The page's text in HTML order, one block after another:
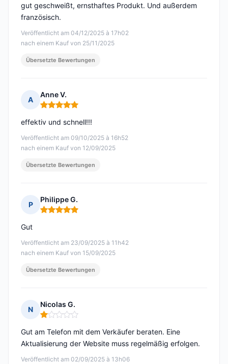
Veröffentlicht am 04/12/2025 à 17h02
nach einem Kauf von 25/11/2025
gut geschweißt, ernsthaftes Produkt. Und außerdem
französisch.
Übersetzte Bewertungen
A
Anne V.
Hinweis: 5 von 5
Veröffentlicht am 09/10/2025 à 16h52
nach einem Kauf von 12/09/2025
effektiv und schnell!!!
Übersetzte Bewertungen
P
Philippe G.
Hinweis: 5 von 5
Veröffentlicht am 23/09/2025 à 11h42
nach einem Kauf von 15/09/2025
Gut
Übersetzte Bewertungen
N
Nicolas G.
Hinweis: 1 von 5
Veröffentlicht am 02/09/2025 à 13h06
Gut am Telefon mit dem Verkäufer beraten. Eine
Aktualisierung der Website muss regelmäßig erfolgen.